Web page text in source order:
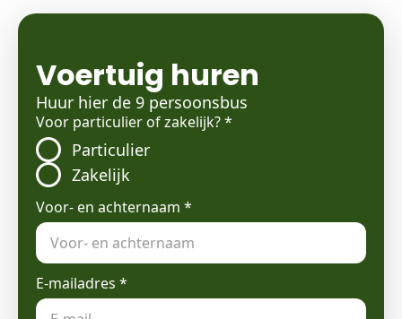
Voertuig huren
Huur hier de 9 persoonsbus
Voor particulier of zakelijk?*
Particulier
Zakelijk
Voor- en achternaam *
E-mailadres *